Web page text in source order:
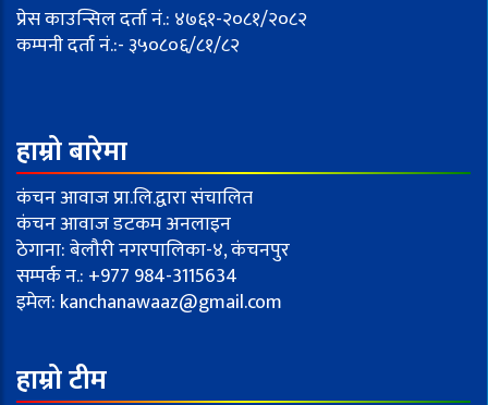
प्रेस काउन्सिल दर्ता नं.: ४७६१-२०८१/२०८२
कम्पनी दर्ता नं.:- ३५०८०६/८१/८२
हाम्रो बारेमा
कंचन आवाज प्रा.लि.द्वारा संचालित
कंचन आवाज डटकम अनलाइन
ठेगाना: बेलौरी नगरपालिका-४, कंचनपुर
सम्पर्क न.: +977 984-3115634
इमेल: kanchanawaaz@gmail.com
हाम्रो टीम